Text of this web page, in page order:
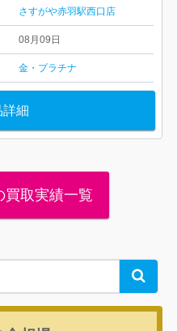
さすがや赤羽駅西口店
08月09日
金・プラチナ
詳細
買取実績一覧
Search